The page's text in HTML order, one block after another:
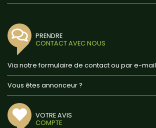
PRENDRE
CONTACT AVEC NOUS
Via notre formulaire de contact ou par e-mail
Vous êtes annonceur ?
VOTRE AVIS
COMPTE